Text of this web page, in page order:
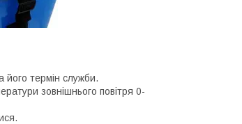
його термін служби.
зовнішнього повітря 0-